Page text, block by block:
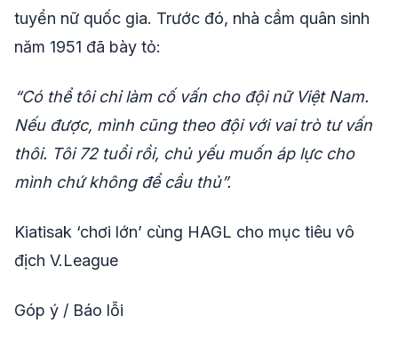
tuyển nữ quốc gia. Trước đó, nhà cầm quân sinh
năm 1951 đã bày tỏ:
“Có thể tôi chỉ làm cố vấn cho đội nữ Việt Nam.
Nếu được, mình cũng theo đội với vai trò tư vấn
thôi. Tôi 72 tuổi rồi, chủ yếu muốn áp lực cho
mình chứ không để cầu thủ”.
Kiatisak ‘chơi lớn’ cùng HAGL cho mục tiêu vô
địch V.League
Góp ý / Báo lỗi